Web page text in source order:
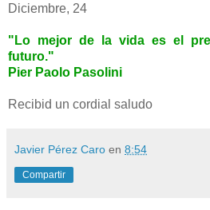
Diciembre, 24
"Lo mejor de la vida es el
futuro."
Pier Paolo Pasolini
Recibid un cordial saludo
Javier Pérez Caro en 8:54
Compartir